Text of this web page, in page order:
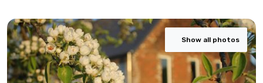
Show all photos